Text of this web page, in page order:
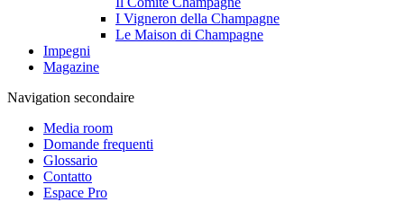
I Vigneron della Champagne
Le Maison di Champagne
Impegni
Magazine
Navigation secondaire
Media room
Domande frequenti
Glossario
Contatto
Espace Pro